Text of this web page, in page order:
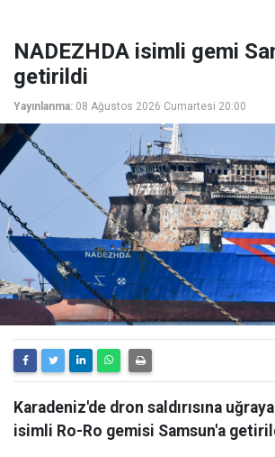
NADEZHDA isimli gemi
getirildi
Yayınlanma: 08 Ağustos 2026 Cumartesi 20:00
Karadeniz'de dron saldırısına
isimli Ro-Ro gemisi Samsun'a